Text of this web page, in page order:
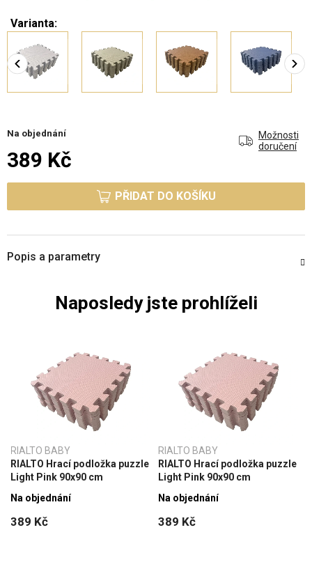
Varianta:
Na objednání
Možnosti
doručení
389 Kč
PŘIDAT DO KOŠÍKU
Popis a parametry
Naposledy jste prohlíželi
RIALTO BABY
RIALTO Hrací podložka puzzle
Light Pink 90x90 cm
389 Kč
Na objednání
RIALTO BABY
RIALTO Hrací podložka puzzle
Light Pink 90x90 cm
389 Kč
Na objednání